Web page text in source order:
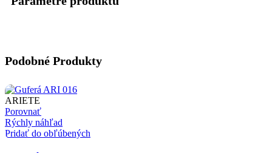
Podobné Produkty
ARIETE
Porovnať
Rýchly náhľad
Pridať do obľúbených